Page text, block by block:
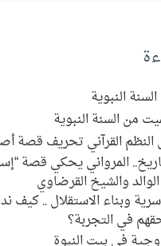
النبوية
من السنة النبوية
القرآني تحريف قصة
المرواني يحكي قصة
والشيخ القرضاوي
وبناء الاستقلال .. كيف
في التجربة؟
في بيت النبوة